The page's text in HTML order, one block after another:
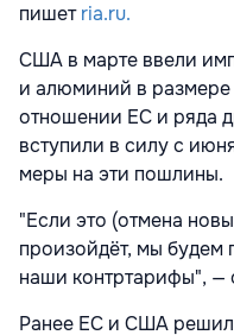
пишетria.ru.
США в марте ввели
и алюминий в размере
отношении ЕС и ряда
вступили в силу с
меры на эти пошлины.
"Если это (отмена
произойдёт, мы будем
наши контртарифы", —
Ранее ЕС и США